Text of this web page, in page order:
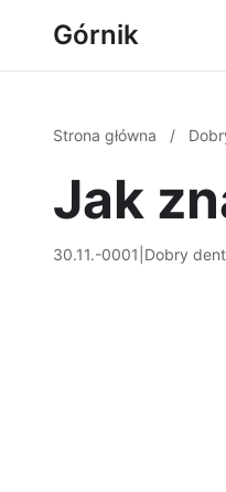
Górnik
Strona główna /
Jak
30.11.-0001 Dobry